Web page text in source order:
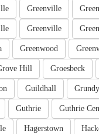
Greenville
Greenville
Greenwood
Groesbeck
Hill
Grundy
Guildhall
Guthrie
Guthrie
Hagerstown